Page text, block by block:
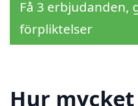
Få 3 erbjudanden,
förpliktelser
Hur